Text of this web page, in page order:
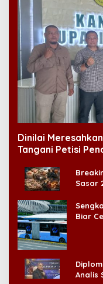
Dinilai
Tangani Petisi
Sasar
Biar
Analis